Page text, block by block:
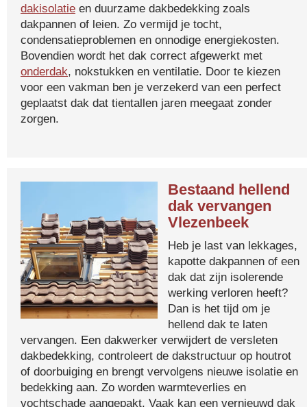
dakisolatie en duurzame dakbedekking zoals
dakpannen of leien. Zo vermijd je tocht,
condensatieproblemen en onnodige energiekosten.
Bovendien wordt het dak correct afgewerkt met
onderdak, nokstukken en ventilatie. Door te kiezen
voor een vakman ben je verzekerd van een perfect
geplaatst dak dat tientallen jaren meegaat zonder
zorgen.
Bestaand hellend
dak vervangen
Vlezenbeek
Heb je last van lekkages,
kapotte dakpannen of een
dak dat zijn isolerende
werking verloren heeft?
Dan is het tijd om je
hellend dak te laten
vervangen. Een dakwerker verwijdert de versleten
dakbedekking, controleert de dakstructuur op houtrot
of doorbuiging en brengt vervolgens nieuwe isolatie en
bedekking aan. Zo worden warmteverlies en
vochtschade aangepakt. Vaak kan een vernieuwd dak